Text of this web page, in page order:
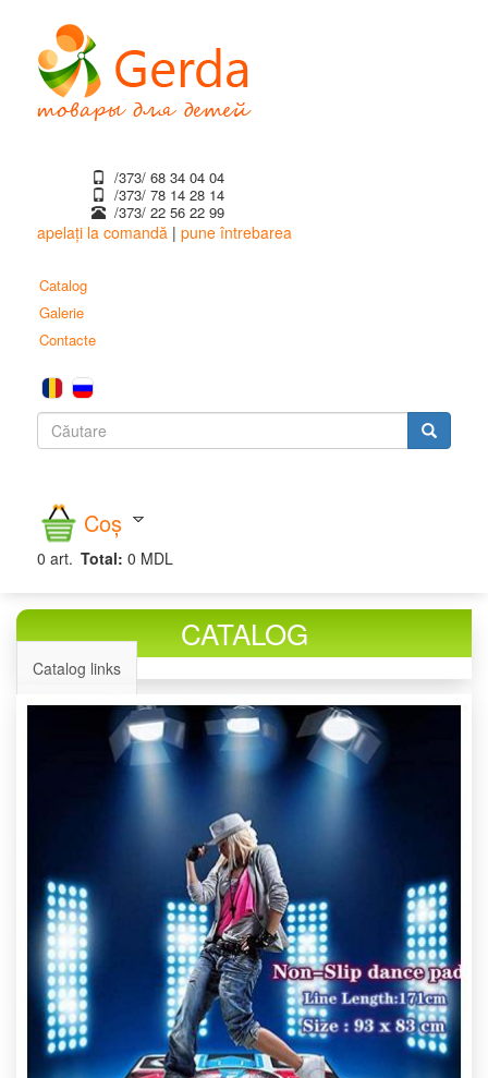
conţinutul
principal
/373/ 68 34 04 04
/373/ ‎78 14 28 14
/373/ 22 56 22 99
apelați la comandă | pune întrebarea
Catalog
Galerie
Contacte
Formular
căutare
Coș
0 art. Total: 0 MDL
CATALOG
Catalog links